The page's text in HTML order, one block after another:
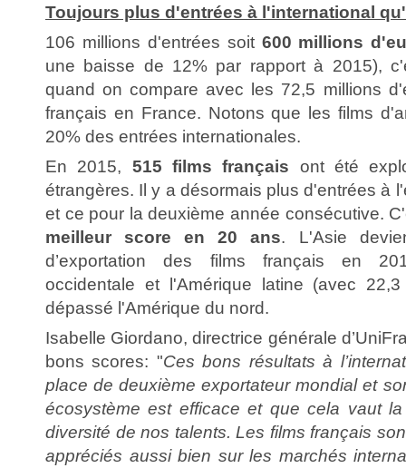
Toujours plus d'entrées à l'international
106 millions d'entrées soit 600 millions
une baisse de 12% par rapport à 2015),
quand on compare avec les 72,5 millions
français en France. Notons que les films
20% des entrées internationales.
En 2015, 515 films français ont été
étrangères. Il y a désormais plus d'entrées à
et ce pour la deuxième année consécutive.
meilleur score en 20 ans. L'Asie
d’exportation des films français en
occidentale et l'Amérique latine (avec 22,3
dépassé l'Amérique du nord.
Isabelle Giordano, directrice générale
bons scores: "Ces bons résultats à
place de deuxième exportateur mondial et
écosystème est efficace et que cela vaut
diversité de nos talents. Les films français
appréciés aussi bien sur les marchés